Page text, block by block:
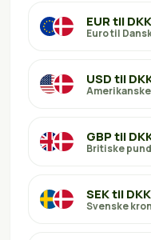
EUR til DKK
Euro til
USD til
GBP til
Britiske
SEK til DKK
Svenske